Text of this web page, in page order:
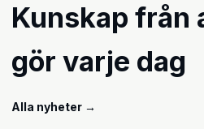
Kunskap från
gör varje dag
Alla nyheter →